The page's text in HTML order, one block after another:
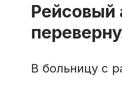
Рейсовый
В больницу с